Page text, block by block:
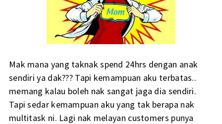
Mak mana yang taknak spend 24hrs dengan anak
sendiri ya dak??? Tapi kemampuan aku terbatas..
memang kalau boleh nak sangat jaga dia sendiri.
Tapi sedar kemampuan aku yang tak berapa nak
multitask ni. Lagi nak melayan customers punya